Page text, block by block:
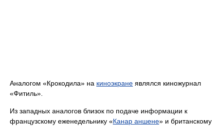
Аналогом «Крокодила» на киноэкране являлся киножурнал
«Фитиль».
Из западных аналогов близок по подаче информации к
французскому еженедельнику «Канар аншене» и британскому